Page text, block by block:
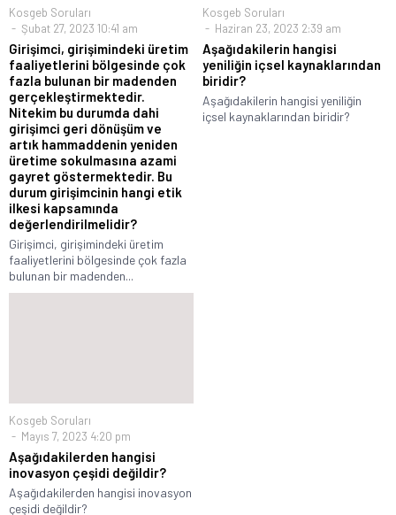
Kosgeb Soruları
Şubat 27, 2023 10:41 am
Girişimci, girişimindeki üretim
faaliyetlerini bölgesinde çok
fazla bulunan bir madenden
gerçekleştirmektedir.
Nitekim bu durumda dahi
girişimci geri dönüşüm ve
artık hammaddenin yeniden
üretime sokulmasına azami
gayret göstermektedir. Bu
durum girişimcinin hangi etik
ilkesi kapsamında
değerlendirilmelidir?
Girişimci, girişimindeki üretim
faaliyetlerini bölgesinde çok fazla
bulunan bir madenden...
Kosgeb Soruları
Haziran 23, 2023 2:39 am
Aşağıdakilerin hangisi
yeniliğin içsel kaynaklarından
biridir?
Aşağıdakilerin hangisi yeniliğin
içsel kaynaklarından biridir?
Kosgeb Soruları
Mayıs 7, 2023 4:20 pm
Aşağıdakilerden hangisi
inovasyon çeşidi değildir?
Aşağıdakilerden hangisi inovasyon
çeşidi değildir?